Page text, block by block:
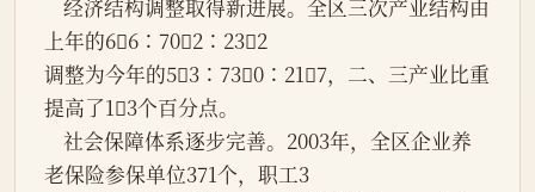
上年的66∶702∶232
调整为今年的53∶730∶217，二、三产业比重
提高了13个百分点。
老保险参保单位371个，职工3